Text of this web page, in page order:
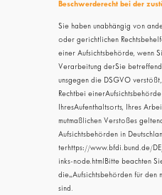
Beschwerde­recht bei der
Sie haben unabhängig von
oder gerichtlichen
einer Aufsichtsbehörde, wenn
Verarbeitung derSie
unsgegen die DSGVO
Rechtbei
IhresAufenthaltsorts, Ihres
mutmaßlichen Verstoßes
Aufsichtsbehörden in
terhttps://www.bfdi.bund.de/
inks-node.htmlBitte beachten
die„Aufsichtsbehörden für den
sind.